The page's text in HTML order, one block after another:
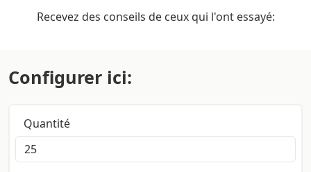
Recevez des conseils de ceux qui l'ont essayé:
Configurer ici:
Quantité